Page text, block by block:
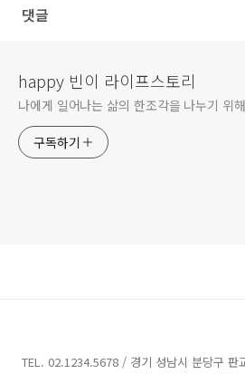
댓글
happy 빈이 라이프스토리
나에게 일어나는 삶의 한조각을 나누기 위
구독하기
TEL. 02.1234.5678 / 경기 성남시 분당구 판